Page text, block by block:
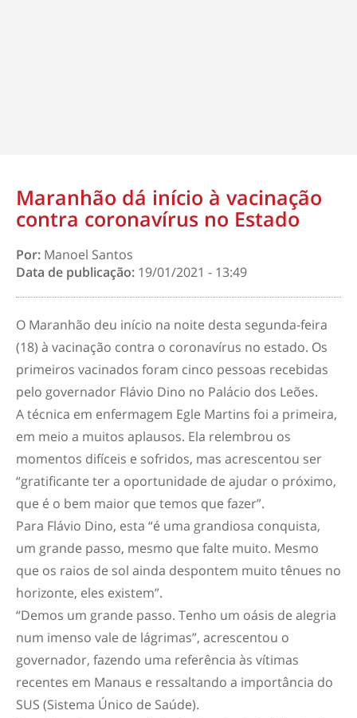
Maranhão dá início à vacinação
contra coronavírus no Estado
Por: Manoel Santos
Data de publicação: 19/01/2021 - 13:49
O Maranhão deu início na noite desta segunda-feira
(18) à vacinação contra o coronavírus no estado. Os
primeiros vacinados foram cinco pessoas recebidas
pelo governador Flávio Dino no Palácio dos Leões.
A técnica em enfermagem Egle Martins foi a primeira,
em meio a muitos aplausos. Ela relembrou os
momentos difíceis e sofridos, mas acrescentou ser
“gratificante ter a oportunidade de ajudar o próximo,
que é o bem maior que temos que fazer”.
Para Flávio Dino, esta “é uma grandiosa conquista,
um grande passo, mesmo que falte muito. Mesmo
que os raios de sol ainda despontem muito tênues no
horizonte, eles existem”.
“Demos um grande passo. Tenho um oásis de alegria
num imenso vale de lágrimas”, acrescentou o
governador, fazendo uma referência às vítimas
recentes em Manaus e ressaltando a importância do
SUS (Sistema Único de Saúde).